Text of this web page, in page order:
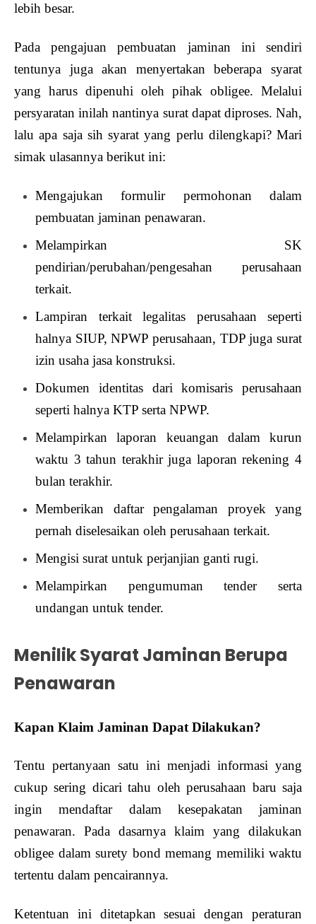
lebih besar.
Pada pengajuan pembuatan jaminan ini sendiri
tentunya juga akan menyertakan beberapa syarat
yang harus dipenuhi oleh pihak obligee. Melalui
persyaratan inilah nantinya surat dapat diproses. Nah,
lalu apa saja sih syarat yang perlu dilengkapi? Mari
simak ulasannya berikut ini:
Mengajukan formulir permohonan dalam
pembuatan jaminan penawaran.
Melampirkan SK
pendirian/perubahan/pengesahan perusahaan
terkait.
Lampiran terkait legalitas perusahaan seperti
halnya SIUP, NPWP perusahaan, TDP juga surat
izin usaha jasa konstruksi.
Dokumen identitas dari komisaris perusahaan
seperti halnya KTP serta NPWP.
Melampirkan laporan keuangan dalam kurun
waktu 3 tahun terakhir juga laporan rekening 4
bulan terakhir.
Memberikan daftar pengalaman proyek yang
pernah diselesaikan oleh perusahaan terkait.
Mengisi surat untuk perjanjian ganti rugi.
Melampirkan pengumuman tender serta
undangan untuk tender.
Menilik Syarat Jaminan Berupa
Penawaran
Kapan Klaim Jaminan Dapat Dilakukan?
Tentu pertanyaan satu ini menjadi informasi yang
cukup sering dicari tahu oleh perusahaan baru saja
ingin mendaftar dalam kesepakatan jaminan
penawaran. Pada dasarnya klaim yang dilakukan
obligee dalam surety bond memang memiliki waktu
tertentu dalam pencairannya.
Ketentuan ini ditetapkan sesuai dengan peraturan